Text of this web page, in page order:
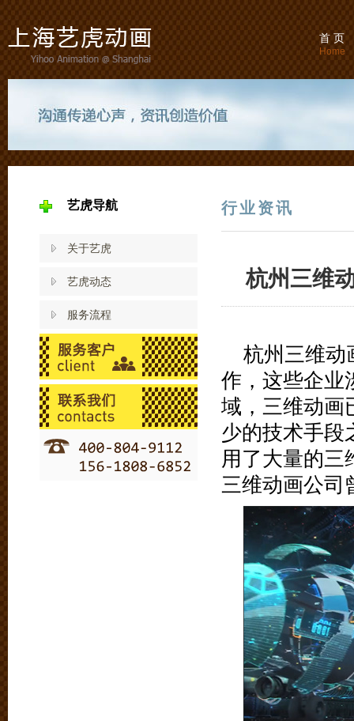
首 页
Home
艺虎导航
关于艺虎
艺虎动态
服务流程
行业资讯
杭州三维
杭州三维动
作，这些企业
域，三维动画
少的技术手段
用了大量的三
三维动画公司